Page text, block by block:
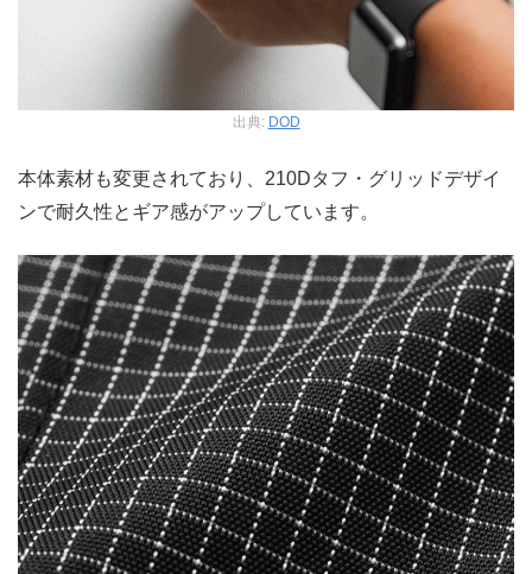
出典: DOD
本体素材も変更されており、210Dタフ・グリッドデザイ
ンで耐久性とギア感がアップしています。